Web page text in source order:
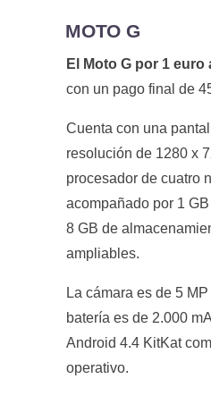
MOTO G
El Moto G por 1
con un pago final de
Cuenta con una
resolución de 1280 x
procesador de cuatro
acompañado por 1
8 GB de
ampliables.
La cámara es de 5
batería es de 2.000
Android 4.4 KitKat
operativo.